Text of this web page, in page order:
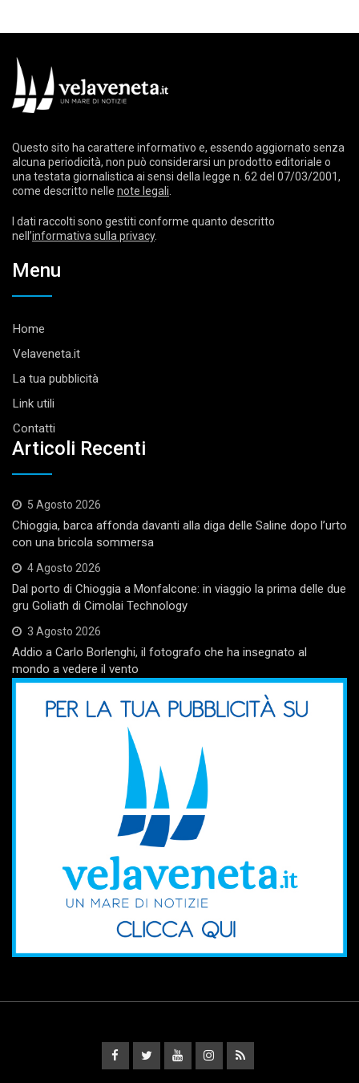
Questo sito ha carattere informativo e, essendo aggiornato senza
alcuna periodicità, non può considerarsi un prodotto editoriale o
una testata giornalistica ai sensi della legge n. 62 del 07/03/2001,
come descritto nelle note legali.
I dati raccolti sono gestiti conforme quanto descritto
nell’informativa sulla privacy.
Menu
Home
Velaveneta.it
La tua pubblicità
Link utili
Contatti
Articoli Recenti
5 Agosto 2026
Chioggia, barca affonda davanti alla diga delle Saline dopo l’urto
con una bricola sommersa
4 Agosto 2026
Dal porto di Chioggia a Monfalcone: in viaggio la prima delle due
gru Goliath di Cimolai Technology
3 Agosto 2026
Addio a Carlo Borlenghi, il fotografo che ha insegnato al
mondo a vedere il vento